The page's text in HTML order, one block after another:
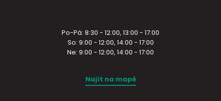
Po-Pá: 8:30 - 12:00, 13:00 - 17:00
So: 9:00 - 12:00, 14:00 - 17:00
Ne: 9:00 - 12:00, 14:00 - 17:00
Najít na mapě